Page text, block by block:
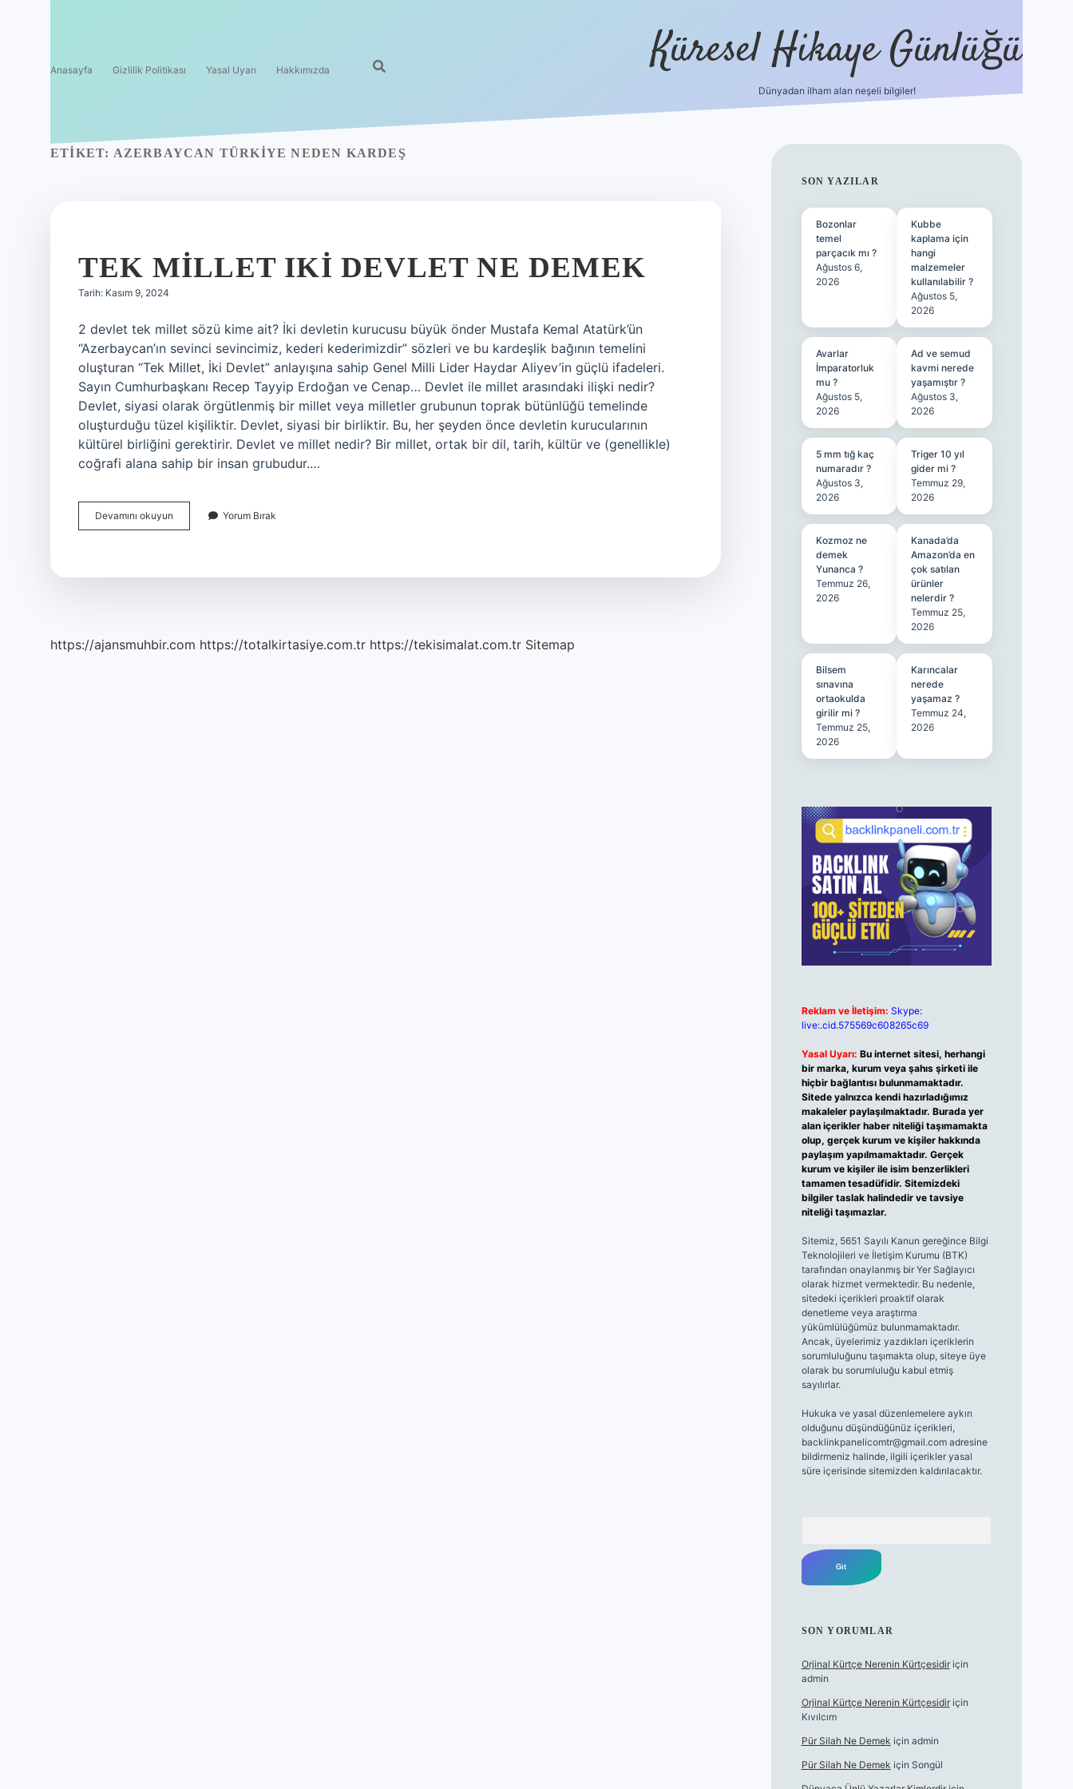
Anasayfa Gizlilik Politikası Yasal Uyarı Hakkımızda Küresel Hikaye Günlüğü
Dünyadan ilham alan neşeli bilgiler!
ETIKET: AZERBAYCAN TÜRKIYE NEDEN KARDEŞ
TEK MILLET IKI DEVLET NE DEMEK
Tarih: Kasım 9, 2024
2 devlet tek millet sözü kime ait? İki devletin kurucusu büyük önder Mustafa Kemal Atatürk’ün
“Azerbaycan’ın sevinci sevincimiz, kederi kederimizdir” sözleri ve bu kardeşlik bağının temelini
oluşturan “Tek Millet, İki Devlet” anlayışına sahip Genel Milli Lider Haydar Aliyev’in güçlü ifadeleri.
Sayın Cumhurbaşkanı Recep Tayyip Erdoğan ve Cenap… Devlet ile millet arasındaki ilişki nedir?
Devlet, siyasi olarak örgütlenmiş bir millet veya milletler grubunun toprak bütünlüğü temelinde
oluşturduğu tüzel kişiliktir. Devlet, siyasi bir birliktir. Bu, her şeyden önce devletin kurucularının
kültürel birliğini gerektirir. Devlet ve millet nedir? Bir millet, ortak bir dil, tarih, kültür ve (genellikle)
coğrafi alana sahip bir insan grubudur.…
Devamını okuyun
Millet
Yorum Bırak
https://ajansmuhbir.com https://totalkirtasiye.com.tr https://tekisimalat.com.tr Sitemap
SIDEBAR
SON YAZILAR
Bozonlar
temel
parçacık mı ?
Ağustos 6,
2026
Kubbe
kaplama için
hangi
malzemeler
kullanılabilir ?
Ağustos 5,
2026
Avarlar
İmparatorluk
mu ?
Ağustos 5,
2026
Ad ve semud
kavmi nerede
yaşamıştır ?
Ağustos 3,
2026
5 mm tığ kaç
numaradır ?
Ağustos 3,
2026
Triger 10 yıl
gider mi ?
Temmuz 29,
2026
Kozmoz ne
demek
Yunanca ?
Temmuz 26,
2026
Kanada’da
Amazon’da en
çok satılan
ürünler
nelerdir ?
Temmuz 25,
2026
Bilsem
sınavına
ortaokulda
girilir mi ?
Temmuz 25,
2026
Karıncalar
nerede
yaşamaz ?
Temmuz 24,
2026
Reklam ve İletişim: Skype:
live:.cid.575569c608265c69
Yasal Uyarı: Bu internet sitesi, herhangi
bir marka, kurum veya şahıs şirketi ile
hiçbir bağlantısı bulunmamaktadır.
Sitede yalnızca kendi hazırladığımız
makaleler paylaşılmaktadır. Burada yer
alan içerikler haber niteliği taşımamakta
olup, gerçek kurum ve kişiler hakkında
paylaşım yapılmamaktadır. Gerçek
kurum ve kişiler ile isim benzerlikleri
tamamen tesadüfidir. Sitemizdeki
bilgiler taslak halindedir ve tavsiye
niteliği taşımazlar.
Sitemiz, 5651 Sayılı Kanun gereğince Bilgi
Teknolojileri ve İletişim Kurumu (BTK)
tarafından onaylanmış bir Yer Sağlayıcı
olarak hizmet vermektedir. Bu nedenle,
sitedeki içerikleri proaktif olarak
denetleme veya araştırma
yükümlülüğümüz bulunmamaktadır.
Ancak, üyelerimiz yazdıkları içeriklerin
sorumluluğunu taşımakta olup, siteye üye
olarak bu sorumluluğu kabul etmiş
sayılırlar.
Hukuka ve yasal düzenlemelere aykırı
olduğunu düşündüğünüz içerikleri,
backlinkpanelicomtr@gmail.comadresine
bildirmeniz halinde, ilgili içerikler yasal
süre içerisinde sitemizden kaldırılacaktır.
SON YORUMLAR
Orjinal Kürtçe Nerenin Kürtçesidiriçin
admin
Orjinal Kürtçe Nerenin Kürtçesidiriçin
Kıvılcım
Pür Silah Ne Demek için admin
Pür Silah Ne Demek için Songül
betexper güvenilir